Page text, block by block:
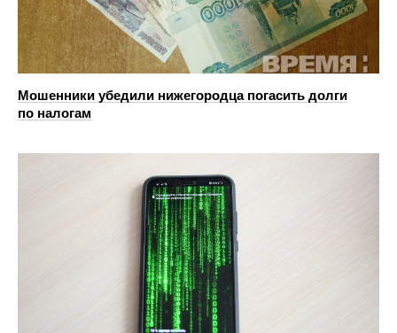
Мошенники убедили нижегородца погасить долги
по налогам